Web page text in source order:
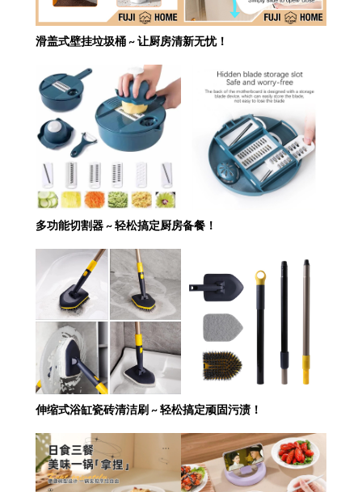
滑盖式壁挂垃圾桶 ~ 让厨房清新无忧！
多功能切割器 ~ 轻松搞定厨房备餐！
伸缩式浴缸瓷砖清洁刷 ~ 轻松搞定顽固污渍！